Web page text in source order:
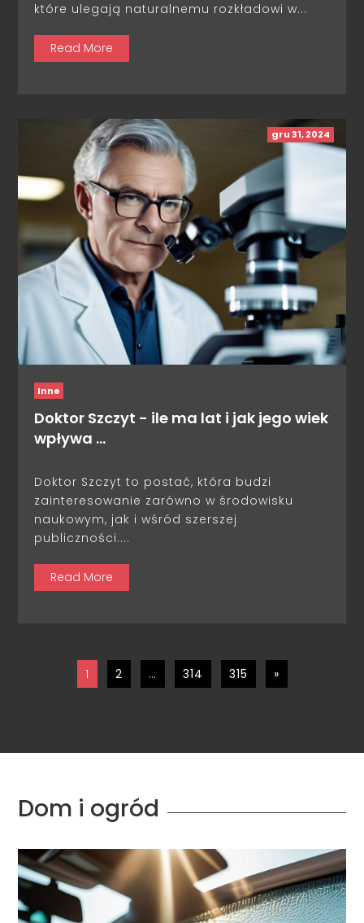
które ulegają naturalnemu rozkładowi w...
Read More
gru 31, 2024
Inne
Doktor Szczyt - ile ma lat i jak jego wiek
wpływa …
Doktor Szczyt to postać, która budzi
zainteresowanie zarówno w środowisku
naukowym, jak i wśród szerszej
publiczności....
Read More
1 2 … 314 315 »
Dom i ogród